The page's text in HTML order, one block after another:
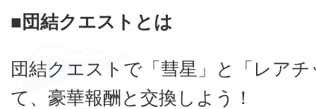
■団結クエストとは
団結クエストで「彗星」と「レア
て、豪華報酬と交換しよう！